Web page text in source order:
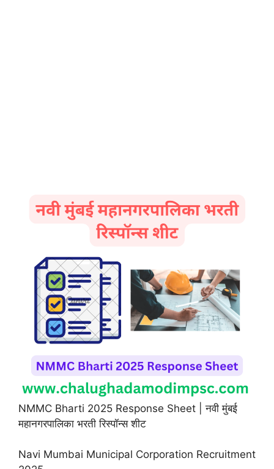
NMMC Bharti 2025 Response Sheet | नवी मुंबई
महानगरपालिका भरती रिस्पॉन्स शीट
Navi Mumbai Municipal Corporation Recruitment